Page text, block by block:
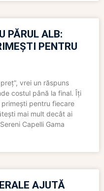
PĂRUL ALB:
PENTRU
vrei un răspuns
costul până la final. Îți
pentru fiecare
mai mult decât ai
Capelli Gama
AJUTĂ